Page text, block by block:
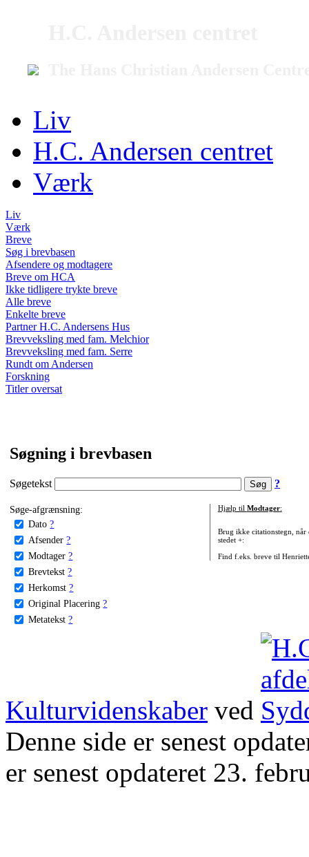
Liv
H.C. Andersen centret
Værk
Liv
Værk
Breve
Søg i brevbasen
Afsendere og modtagere
Breve om HCA
Ikke tidligere trykte breve
Alle breve
Enkelte breve
Partner H.C. Andersens Hus
Brevveksling med fam. Melchior
Brevveksling med fam. Serre
Rundt om Andersen
Forskning
Titler oversat
Søgning i brevbasen
Søgetekst ?
Søge-afgrænsning:
Dato ?
Afsender ?
Modtager ?
Brevtekst ?
Herkomst ?
Original Placering ?
Metatekst ?
Hjælp til Modtager:
Brug ikke citationstegn, når
stedet +:
Find f.eks. breve til
Kulturvidenskaber ved
Denne side er senest
er senest opdateret 23.